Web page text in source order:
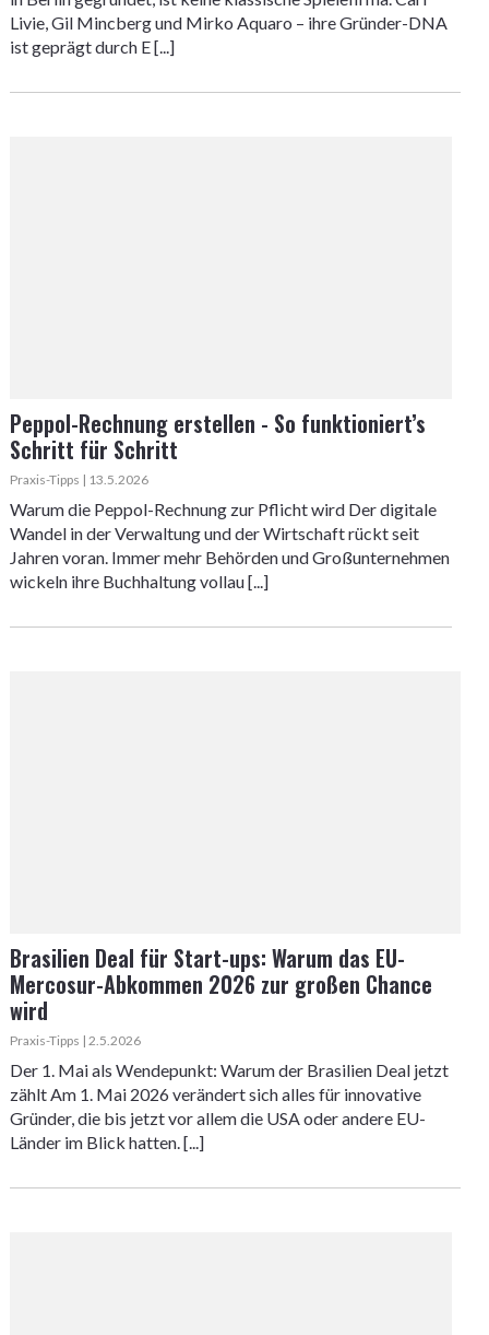
Livie, Gil Mincberg und Mirko Aquaro – ihre Gründer-DNA
ist geprägt durch E [...]
Peppol-Rechnung erstellen - So funktioniert’s
Schritt für Schritt
Praxis-Tipps | 13.5.2026
Warum die Peppol-Rechnung zur Pflicht wird Der digitale
Wandel in der Verwaltung und der Wirtschaft rückt seit
Jahren voran. Immer mehr Behörden und Großunternehmen
wickeln ihre Buchhaltung vollau [...]
Brasilien Deal für Start-ups: Warum das EU-
Mercosur-Abkommen 2026 zur großen Chance
wird
Praxis-Tipps | 2.5.2026
Der 1. Mai als Wendepunkt: Warum der Brasilien Deal jetzt
zählt Am 1. Mai 2026 verändert sich alles für innovative
Gründer, die bis jetzt vor allem die USA oder andere EU-
Länder im Blick hatten. [...]